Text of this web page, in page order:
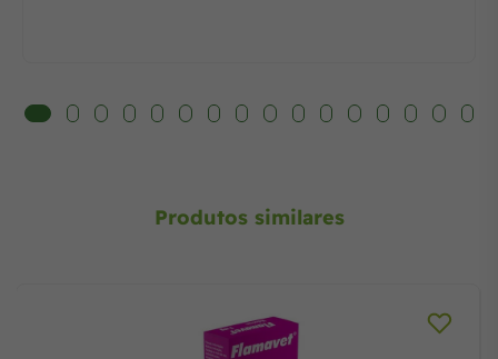
Produtos similares